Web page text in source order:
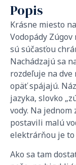
Popis
Krásne miesto
Vodopády
sú súčasťou
Nachádzajú sa
rozdeľuje na dve
opäť spájajú.
jazyka, slovko
vody. Na
postavili malú
elektrárňou je to
Ako sa tam